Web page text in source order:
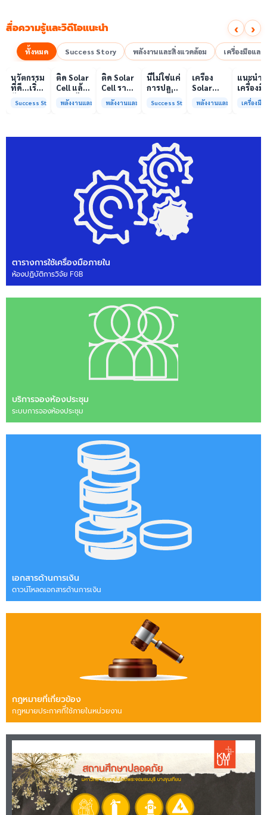
สื่อความรู้และวิดีโอแนะนำ ‹ ›
ทั้งหมด Success Story พลังงานและสิ่งแวดล้อม เครื่องมือแล
เล่นวิดีโอ
00:10
นวัตกรรม
ที่ดี…เริ่ม
ความร่วม
Success Story
เล่นวิดีโอ
00:10
ติด Solar
Cell แล้ว
ลดค่าไฟ
ได้จริง
พลังงานและสิ่งแวดล้อม
00:08
ติด Solar
Cell ราคา
แพง แต่
ค่าไฟ
พลังงานและสิ่งแวดล้อม
เล่นวิดีโอ
นี่ไม่ใช่แค่
การปลูก
คือการ
ให้ป่า
ต้นน้ำและ
ชุมชน
Success Story
เครื่อง
Solar
Simulator
มาตรฐาน
รับรอง
ISO/IEC17025
บริการ
พลังงานและสิ่งแวดล้อม
เล่
01:00
แนะนำ
เครื่องมื
วิเคราะ
ทดสอบ
การกลา
เครื่องมื
ตารางการใช้เครื่องมือภายใน
ห้องปฏิบัติการวิจัย FGB
บริการจองห้องประชุม
ระบบการจองห้องประชุม
เอกสารด้านการเงิน
ดาวน์โหลดเอกสารด้านการเงิน
กฎหมายที่เกี่ยวข้อง
กฎหมายประกาศทีี่ใช้ภายในหน่วยงาน